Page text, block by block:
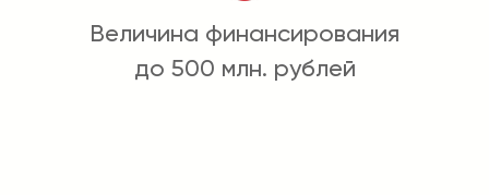
Величина финансирования
до 500 млн. рублей